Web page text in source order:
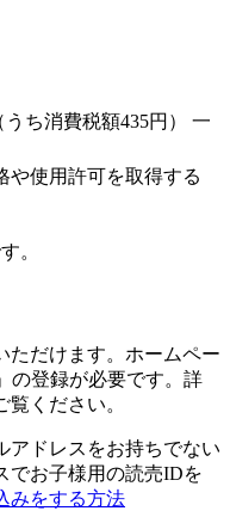
うち消費税額435円） 一
や使用許可を取得する
。
だけます。ホームペー
の登録が必要です。詳
覧ください。
ドレスをお持ちでない
でお子様用の読売IDを
みをする方法